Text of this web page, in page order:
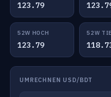
123.79
52W HOCH
123.79
52W
UMRECHNEN USD/BDT